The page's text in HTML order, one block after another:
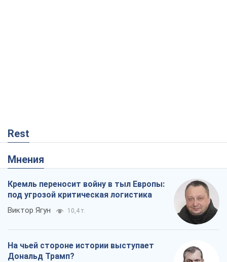
Rest
Мнения
Кремль переносит войну в тыл Европы:
под угрозой критическая логистика
Виктор Ягун 10,4 т.
На чьей стороне истории выступает
Дональд Трамп?